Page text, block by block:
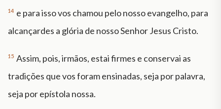
14 e para isso vos chamou pelo nosso evangelho, para
alcançardes a glória de nosso Senhor Jesus Cristo.
15 Assim, pois, irmãos, estai firmes e conservai as
tradições que vos foram ensinadas, seja por palavra,
seja por epístola nossa.